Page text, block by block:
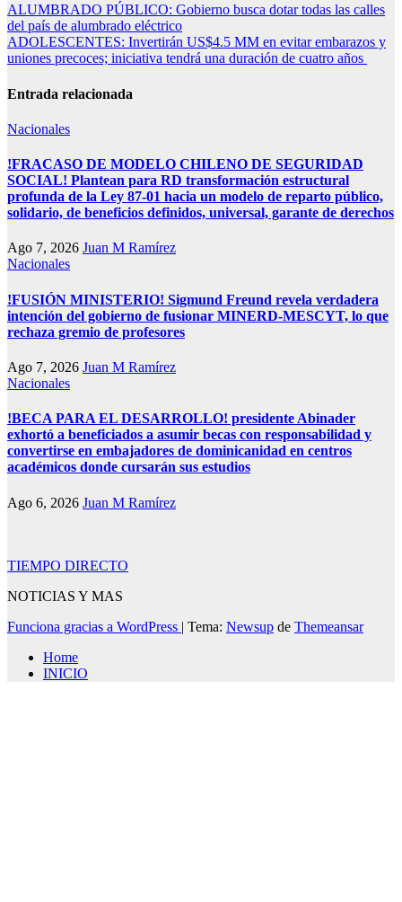
Navegación
de
entradas
ALUMBRADO PÚBLICO: Gobierno busca dotar todas las calles
del país de alumbrado eléctrico
ADOLESCENTES: Invertirán US$4.5 MM en evitar embarazos y
uniones precoces; iniciativa tendrá una duración de cuatro años
Entrada relacionada
Nacionales
!FRACASO DE MODELO CHILENO DE SEGURIDAD
SOCIAL! Plantean para RD transformación estructural
profunda de la Ley 87-01 hacia un modelo de reparto público,
solidario, de beneficios definidos, universal, garante de derechos
Ago 7, 2026 Juan M Ramírez
Nacionales
!FUSIÓN MINISTERIO! Sigmund Freund revela verdadera
intención del gobierno de fusionar MINERD-MESCYT, lo que
rechaza gremio de profesores
Ago 7, 2026 Juan M Ramírez
Nacionales
!BECA PARA EL DESARROLLO! presidente Abinader
exhortó a beneficiados a asumir becas con responsabilidad y
convertirse en embajadores de dominicanidad en centros
académicos donde cursarán sus estudios
Ago 6, 2026 Juan M Ramírez
TIEMPO DIRECTO
NOTICIAS Y MAS
Funciona gracias a WordPress | Tema: Newsup de Themeansar
Home
INICIO